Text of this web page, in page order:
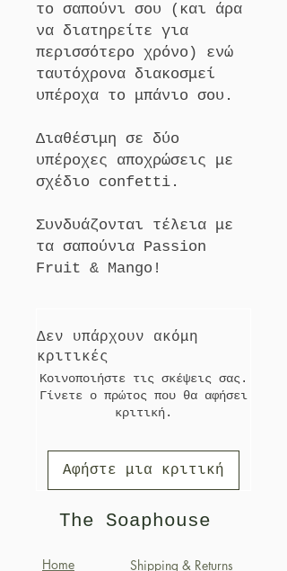
το σαπούνι σου (και άρα
να διατηρείτε για
περισσότερο χρόνο) ενώ
ταυτόχρονα διακοσμεί
υπέροχα το μπάνιο σου.
Διαθέσιμη σε δύο
υπέροχες αποχρώσεις με
σχέδιο confetti.
Συνδυάζονται τέλεια με
τα σαπούνια Passion
Fruit & Mango!
Δεν υπάρχουν ακόμη
κριτικές
Κοινοποιήστε τις σκέψεις σας.
Γίνετε ο πρώτος που θα αφήσει
κριτική.
Αφήστε μια κριτική
The Soaphouse
Home
Shipping & Returns